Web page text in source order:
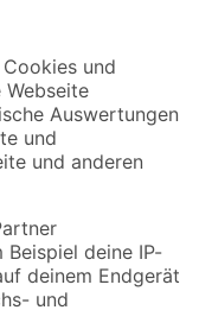
mehr verpassen!